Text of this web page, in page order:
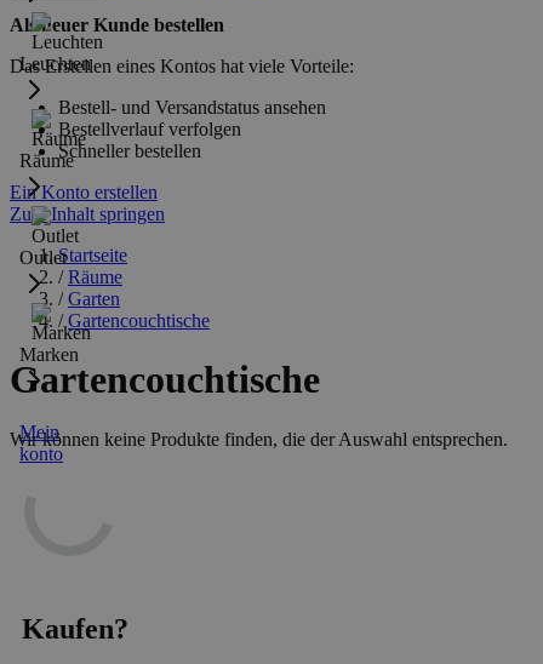
Leuchten
Räume
Outlet
Marken
Mein
konto
Als neuer Kunde bestellen
Das Erstellen eines Kontos hat viele Vorteile:
Bestell- und Versandstatus ansehen
Bestellverlauf verfolgen
Schneller bestellen
Ein Konto erstellen
Zum Inhalt springen
Startseite
/ Räume
/ Garten
/ Gartencouchtische
Gartencouchtische
Wir können keine Produkte finden, die der Auswahl entsprechen.
Kaufen?